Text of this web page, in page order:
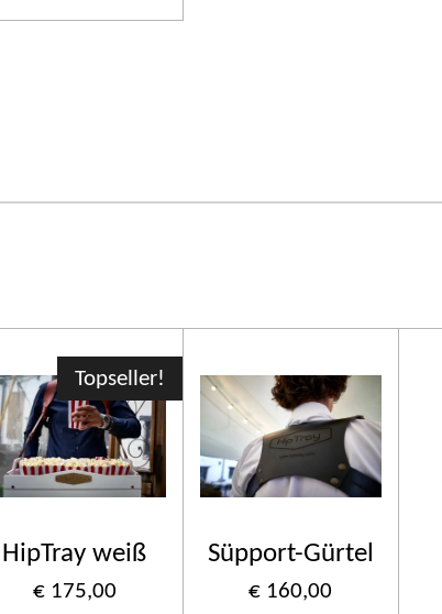
Topseller!
HipTray weiß
€ 175,00
Süpport-Gürtel
€ 160,00